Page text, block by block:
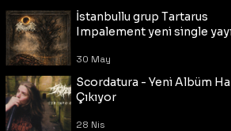
Tekli!
30 May
İstanbullu grup Tartarus
Impalement yeni single
30 May
Scordatura - Yeni Albüm
Çıkıyor
28 Nis